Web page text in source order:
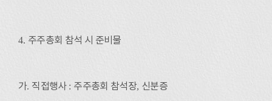
4. 주주총회 참석 시 준비물
가. 직접행사 : 주주총회 참석장, 신분증